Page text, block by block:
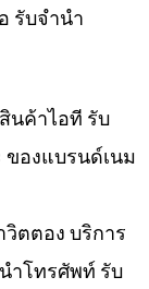
รับจำนำ
นค้าไอที รับ
องแบรนด์เนม
ตตอง บริการ
ำโทรศัพท์ รับ